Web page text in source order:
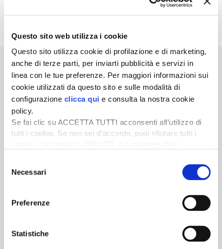
Questo sito web utilizza i cookie
Questo sito utilizza cookie di profilazione e di marketing,
anche di terze parti, per inviarti pubblicità e servizi in
linea con le tue preferenze. Per maggiori informazioni sui
cookie utilizzati da questo sito e sulle modalità di
configurazione clicca qui e consulta la nostra cookie
policy.
Se fai clic su ACCETTA TUTTI acconsenti all’utilizzo di
tutti i cookie. Se non sei d’accordo, puoi rifiutare tutti i
desideri accettare e cliccando ACCETTA SELEZIONATI.
delNecessari
Preferenze
Statistiche
Newsletter
Scopri un servizio d'informazione di alta qualità. Tagliato sulle tue
esigenze.